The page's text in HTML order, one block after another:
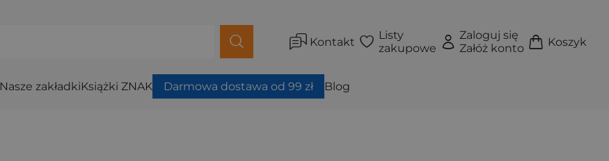
Kontakt
Listy
zakupowe
Zaloguj się
Załóż konto
Koszyk
Nasze zakładkiKsiążki ZNAK Darmowa dostawa od 99 zł Blog